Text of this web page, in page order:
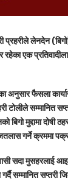
प्रहरीले लेनदेन (बिगो)
रहेका एक
अनुसार फैसला
टोलीले सम्मानित
मुद्दामा दोषी
गर्ने क्रममा
सदा मुसहरलाई
सम्मानित सप्तरी